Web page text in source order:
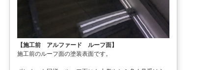
【施工前 アルファード ルーフ面】
施工前のルーフ面の塗装表面です。